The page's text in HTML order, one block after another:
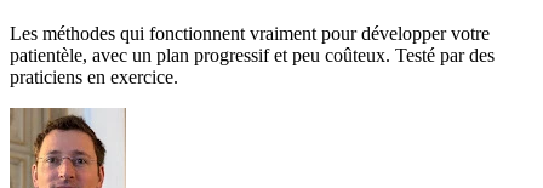
Les méthodes qui fonctionnent vraiment pour développer votre
patientèle, avec un plan progressif et peu coûteux. Testé par des
praticiens en exercice.